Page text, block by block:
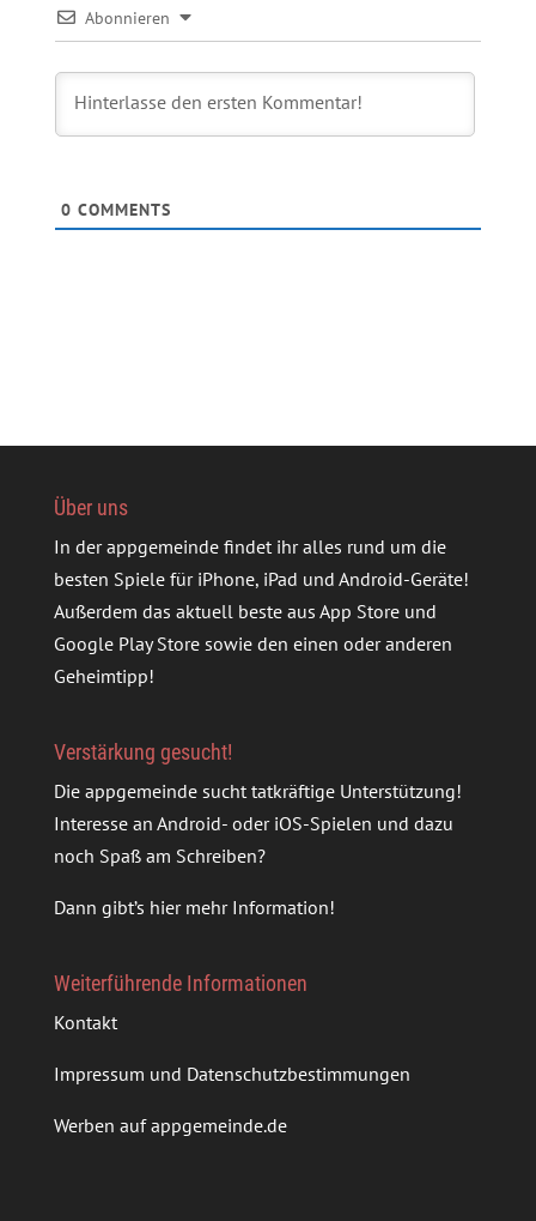
Abonnieren
0 COMMENTS
Über uns
In der appgemeinde findet ihr alles rund um die
besten Spiele für iPhone, iPad und Android-Geräte!
Außerdem das aktuell beste aus App Store und
Google Play Store sowie den einen oder anderen
Geheimtipp!
Verstärkung gesucht!
Die appgemeinde sucht tatkräftige Unterstützung!
Interesse an Android- oder iOS-Spielen und dazu
noch Spaß am Schreiben?
Dann gibt’s hier mehr Information!
Weiterführende Informationen
Kontakt
Impressum und Datenschutzbestimmungen
Werben auf appgemeinde.de